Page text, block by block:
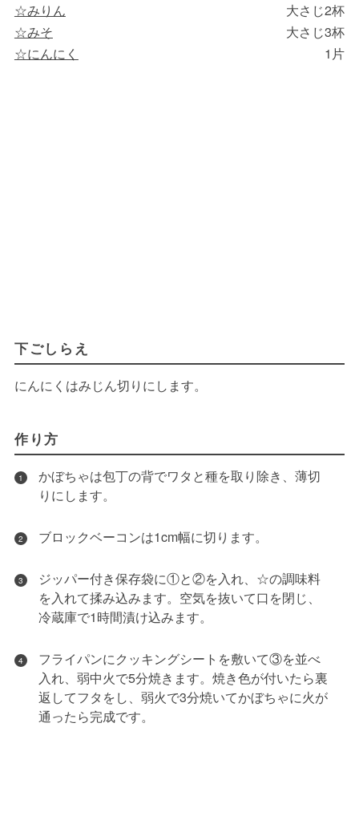
☆みりん
大さじ2杯
☆みそ
大さじ3杯
☆にんにく
1片
下ごしらえ
にんにくはみじん切りにします。
作り方
1
かぼちゃは包丁の背でワタと種を取り除き、薄切
りにします。
2 ブロックベーコンは1cm幅に切ります。
3
ジッパー付き保存袋に①と②を入れ、☆の調味料
を入れて揉み込みます。空気を抜いて口を閉じ、
冷蔵庫で1時間漬け込みます。
4
フライパンにクッキングシートを敷いて③を並べ
入れ、弱中火で5分焼きます。焼き色が付いたら裏
返してフタをし、弱火で3分焼いてかぼちゃに火が
通ったら完成です。